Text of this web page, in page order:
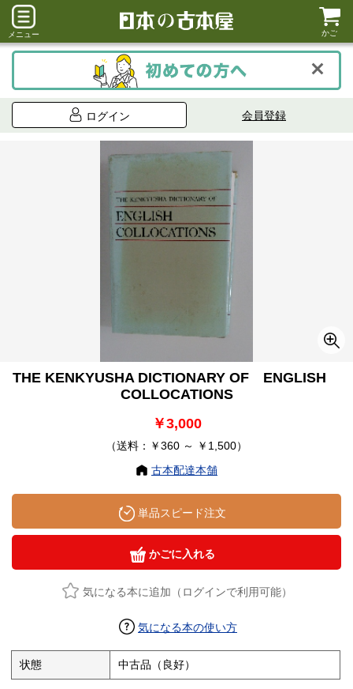
メニュー かご
ログイン 会員登録
THE KENKYUSHA DICTIONARY OF ENGLISH
COLLOCATIONS
￥3,000
（送料：￥360 ～ ￥1,500）
古本配達本舗
単品スピード注文
かごに入れる
気になる本に追加（ログインで利用可能）
気になる本の使い方
状態 中古品（良好）